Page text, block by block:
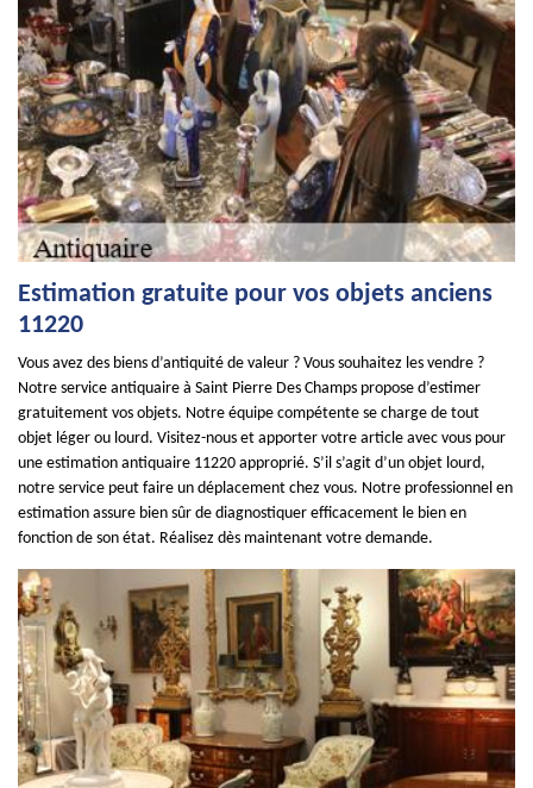
Estimation gratuite pour vos objets anciens
11220
Vous avez des biens d’antiquité de valeur ? Vous souhaitez les vendre ?
Notre service antiquaire à Saint Pierre Des Champs propose d’estimer
gratuitement vos objets. Notre équipe compétente se charge de tout
objet léger ou lourd. Visitez-nous et apporter votre article avec vous pour
une estimation antiquaire 11220 approprié. S’il s’agit d’un objet lourd,
notre service peut faire un déplacement chez vous. Notre professionnel en
estimation assure bien sûr de diagnostiquer efficacement le bien en
fonction de son état. Réalisez dès maintenant votre demande.